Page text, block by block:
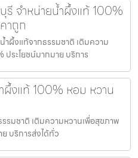
จำหน่ายน้ำผึ้งแท้ 100%
าถูก
ผึ้งแท้จากธรรมชาติ เติมความ
ระโยชน์มากมาย บริการ
งแท้ 100% หอม หวาน
รมชาติ เติมความหวานเพื่อสุขภาพ
บริการส่งได้ทั่ว